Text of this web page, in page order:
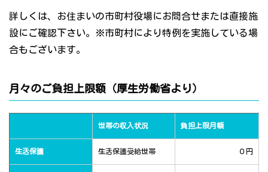
詳しくは、お住まいの市町村役場にお問合せまたは直接施
設にご確認下さい。※市町村により特例を実施している場
合もございます。
月々のご負担上限額（厚生労働省より）
世帯の収入状況 負担上限月額
生活保護 生活保護受給世帯 ０円